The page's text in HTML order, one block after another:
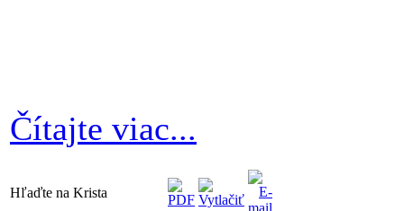
Čítajte viac...
Hľaďte na Krista